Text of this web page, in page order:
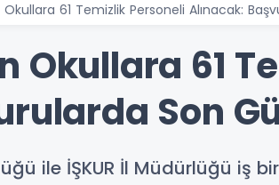
Okullara 61 Temizlik Personeli Alınacak:
Okullara 61
Son
ile İŞKUR İl Müdürlüğü iş